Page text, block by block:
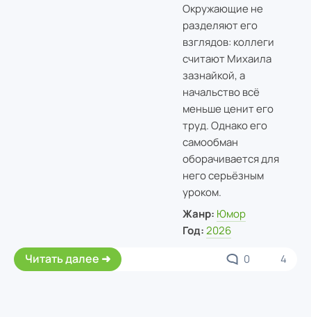
Окружающие не
разделяют его
взглядов: коллеги
считают Михаила
зазнайкой, а
начальство всё
меньше ценит его
труд. Однако его
самообман
оборачивается для
него серьёзным
уроком.
Жанр: Юмор
Год: 2026
Читать далее 0 4